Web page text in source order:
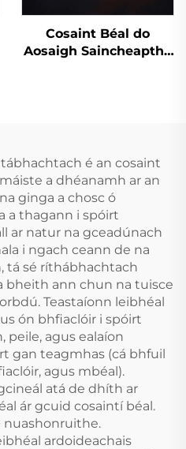
Cosaint Béal do
Aosaigh Saincheaptha
Shilicona, Díol Orthu i
Mbach
é an cosaint
a dhéanamh ar an
ginga a chosc ó
a thagann i spóirt
ar natur na gceadúnach
i ngach ceann de na
tá sé ríthábhachtach
bheith ann chun na tuisce
Teastaíonn leibhéal
ón bhfiaclóir i spóirt
peile, agus ealaíon
gan teagmhas (cá bhfuil
agus mbéal).
atá de dhíth ar
ár gcuid cosaintí béal.
nuashonruithe.
ardoideachais